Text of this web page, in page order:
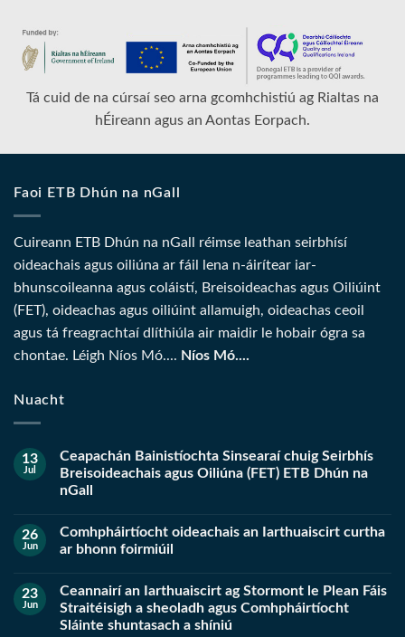
Tá cuid de na cúrsaí seo arna gcomhchistiú ag Rialtas na
hÉireann agus an Aontas Eorpach.
Faoi ETB Dhún na nGall
Cuireann ETB Dhún na nGall réimse leathan seirbhísí
oideachais agus oiliúna ar fáil lena n-áirítear iar-
bhunscoileanna agus coláistí, Breisoideachas agus Oiliúint
(FET), oideachas agus oiliúint allamuigh, oideachas ceoil
agus tá freagrachtaí dlíthiúla air maidir le hobair ógra sa
chontae. Léigh Níos Mó.... Níos Mó....
Nuacht
13
Jul
Ceapachán Bainistíochta Sinsearaí chuig Seirbhís
Breisoideachais agus Oiliúna (FET) ETB Dhún na
nGall
26
Jun
Comhpháirtíocht oideachais an Iarthuaiscirt curtha
ar bhonn foirmiúil
23
Jun
Ceannairí an Iarthuaiscirt ag Stormont le Plean Fáis
Straitéisigh a sheoladh agus Comhpháirtíocht
Sláinte shuntasach a shíniú